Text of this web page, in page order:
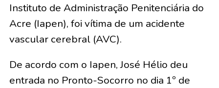
Instituto de Administração Penitenciária do
Acre (Iapen), foi vítima de um acidente
vascular cerebral (AVC).
De acordo com o Iapen, José Hélio deu
entrada no Pronto-Socorro no dia 1º de